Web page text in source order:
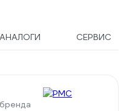
АНАЛОГИ СЕРВИС